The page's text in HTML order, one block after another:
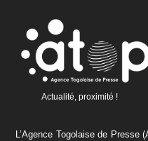
Actualité, proximité !
L’Agence Togolaise de Presse